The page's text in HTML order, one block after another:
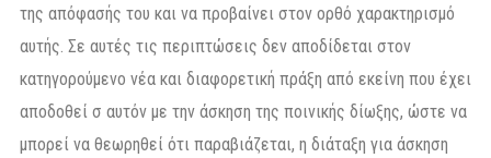
της απόφασής του και να προβαίνει στον ορθό χαρακτηρισμό
αυτής. Σε αυτές τις περιπτώσεις δεν αποδίδεται στον
κατηγορούμενο νέα και διαφορετική πράξη από εκείνη που έχει
αποδοθεί σ αυτόν με την άσκηση της ποινικής δίωξης, ώστε να
μπορεί να θεωρηθεί ότι παραβιάζεται, η διάταξη για άσκηση